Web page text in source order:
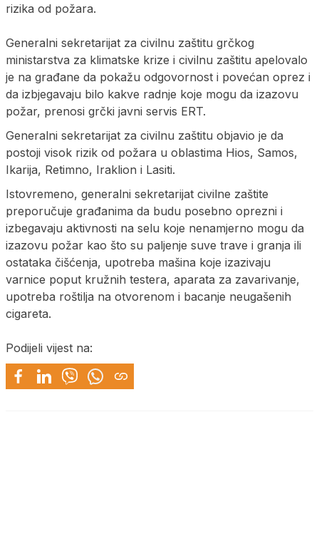
rizika od požara.
Generalni sekretarijat za civilnu zaštitu grčkog
ministarstva za klimatske krize i civilnu zaštitu apelovalo
je na građane da pokažu odgovornost i povećan oprez i
da izbjegavaju bilo kakve radnje koje mogu da izazovu
požar, prenosi grčki javni servis ERT.
Generalni sekretarijat za civilnu zaštitu objavio je da
postoji visok rizik od požara u oblastima Hios, Samos,
Ikarija, Retimno, Iraklion i Lasiti.
Istovremeno, generalni sekretarijat civilne zaštite
preporučuje građanima da budu posebno oprezni i
izbegavaju aktivnosti na selu koje nenamjerno mogu da
izazovu požar kao što su paljenje suve trave i granja ili
ostataka čišćenja, upotreba mašina koje izazivaju
varnice poput kružnih testera, aparata za zavarivanje,
upotreba roštilja na otvorenom i bacanje neugašenih
cigareta.
Podijeli vijest na: